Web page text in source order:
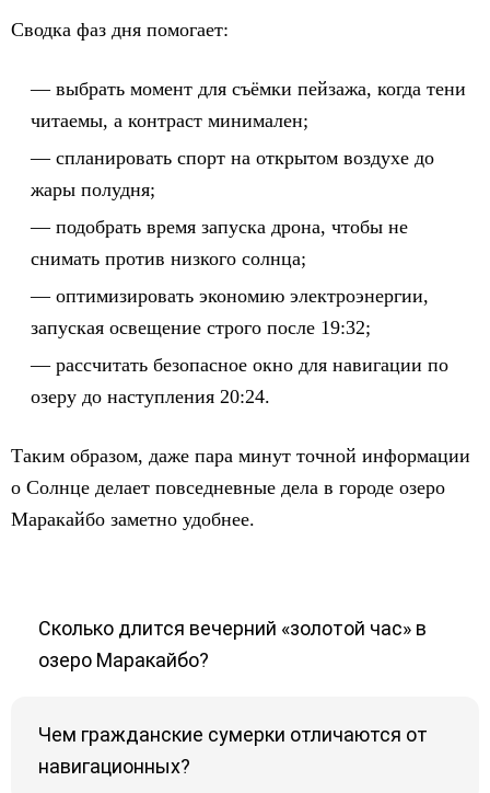
Сводка фаз дня помогает:
выбрать момент для съёмки пейзажа, когда тени
читаемы, а контраст минимален;
спланировать спорт на открытом воздухе до
жары полудня;
подобрать время запуска дрона, чтобы не
снимать против низкого солнца;
оптимизировать экономию электроэнергии,
запуская освещение строго после 19:32;
рассчитать безопасное окно для навигации по
озеру до наступления 20:24.
Таким образом, даже пара минут точной информации
о Солнце делает повседневные дела в городе озеро
Маракайбо заметно удобнее.
Сколько длится вечерний «золотой час» в
озеро Маракайбо?
Чем гражданские сумерки отличаются от
навигационных?